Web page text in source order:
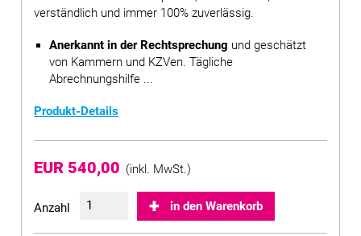
verständlich und immer 100% zuverlässig.
Anerkannt in der Rechtsprechung und geschätzt
von Kammern und KZVen. Tägliche
Abrechnungshilfe ...
Produkt-Details
EUR 540,00 (inkl. MwSt.)
Anzahl in den Warenkorb